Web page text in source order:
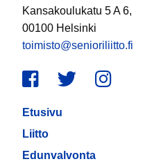
Kansakoulukatu 5 A 6,
00100 Helsinki
toimisto@senioriliitto.fi
Facebook
Twitter
Etusivu
Liitto
Edunvalvonta